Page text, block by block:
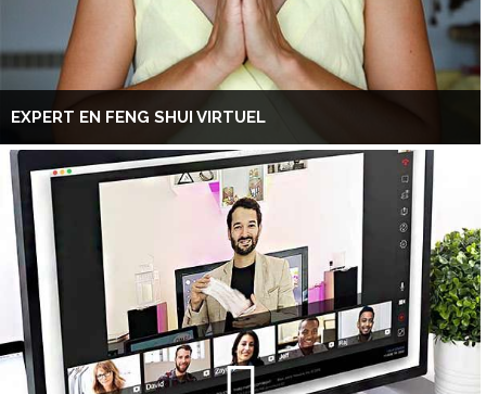
EXPERT EN FENG SHUI VIRTUEL